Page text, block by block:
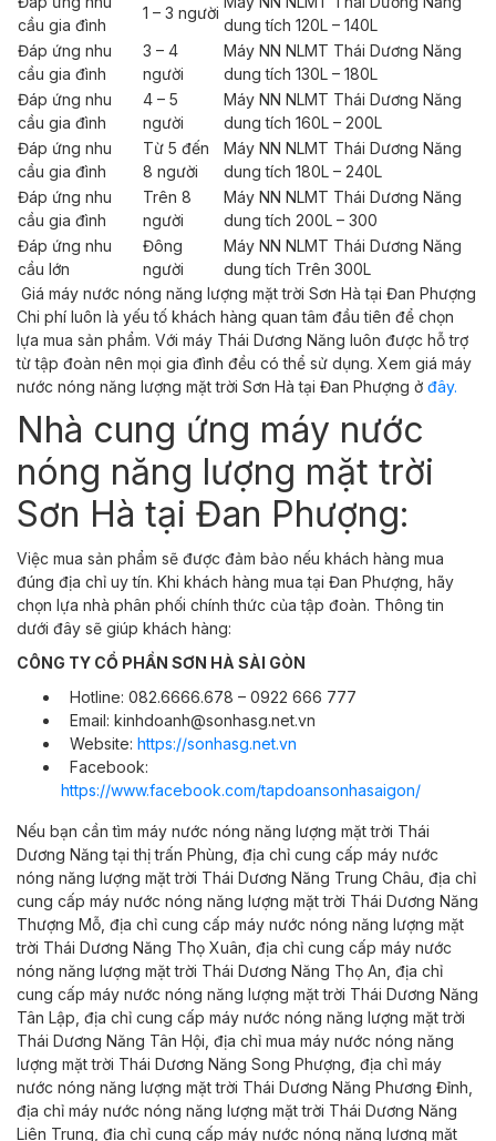
cầu gia đình
1 – 3 người
dung tích 120L – 140L
Đáp ứng nhu
cầu gia đình
3 – 4
người
Máy NN NLMT Thái Dương Năng
dung tích 130L – 180L
Đáp ứng nhu
cầu gia đình
4 – 5
người
Máy NN NLMT Thái Dương Năng
dung tích 160L – 200L
Đáp ứng nhu
cầu gia đình
Từ 5 đến
8 người
Máy NN NLMT Thái Dương Năng
dung tích 180L – 240L
Đáp ứng nhu
cầu gia đình
Trên 8
người
Máy NN NLMT Thái Dương Năng
dung tích 200L – 300
Đáp ứng nhu
cầu lớn
Đông
người
Máy NN NLMT Thái Dương Năng
dung tích Trên 300L
Giá máy nước nóng năng lượng mặt trời Sơn Hà tại Đan Phượng
Chi phí luôn là yếu tố khách hàng quan tâm đầu tiên để chọn
lựa mua sản phẩm. Với máy Thái Dương Năng luôn được hỗ trợ
từ tập đoàn nên mọi gia đình đều có thể sử dụng. Xem giá máy
nước nóng năng lượng mặt trời Sơn Hà tại Đan Phượng ở đây.
Nhà cung ứng máy nước
nóng năng lượng mặt trời
Sơn Hà tại Đan Phượng:
Việc mua sản phẩm sẽ được đảm bảo nếu khách hàng mua
đúng địa chỉ uy tín. Khi khách hàng mua tại Đan Phượng, hãy
chọn lựa nhà phân phối chính thức của tập đoàn. Thông tin
dưới đây sẽ giúp khách hàng:
CÔNG TY CỔ PHẦN SƠN HÀ SÀI GÒN
Hotline: 082.6666.678 – 0922 666 777
Email: kinhdoanh@sonhasg.net.vn
Website: https://sonhasg.net.vn
Facebook:
https://www.facebook.com/tapdoansonhasaigon/
Nếu bạn cần tìm máy nước nóng năng lượng mặt trời Thái
Dương Năng tại thịtrấn Phùng, địa chỉ cung cấp máy nước
nóng năng lượng mặt trời Thái Dương Năng Trung Châu, địa chỉ
cung cấp máy nước nóng năng lượng mặt trời Thái Dương Năng
Thượng Mỗ, địa chỉ cung cấp máy nước nóng năng lượng mặt
trời Thái Dương Năng Thọ Xuân, địa chỉ cung cấp máy nước
nóng năng lượng mặt trời Thái Dương Năng Thọ An, địa chỉ
cung cấp máy nước nóng năng lượng mặt trời Thái Dương Năng
Tân Lập, địa chỉ cung cấp máy nước nóng năng lượng mặt trời
Thái Dương Năng Tân Hội, địa chỉ mua máy nước nóng năng
lượng mặt trời Thái Dương Năng Song Phượng, địa chỉ máy
nước nóng năng lượng mặt trời Thái Dương Năng Phương Đỉnh,
địa chỉ máy nước nóng năng lượng mặt trời Thái Dương Năng
Liên Trung, địa chỉ cung cấp máy nước nóng năng lượng mặt